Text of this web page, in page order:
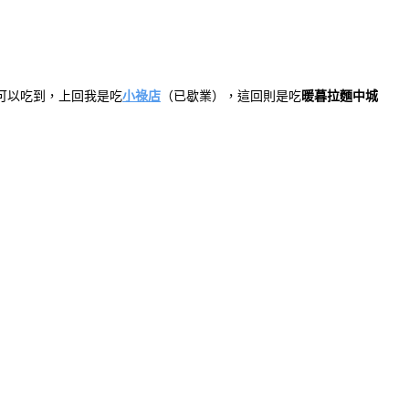
以吃到，上回我是吃小祿店 （已歇業），這回則是吃暖暮拉麵中城